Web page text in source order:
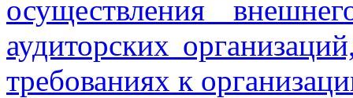
осуществления
аудиторских
требованиях к